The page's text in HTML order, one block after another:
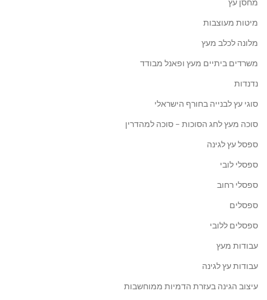
מחסן עץ
מיטות מעוצבות
מלונה לכלב מעץ
משרדים ביתיים מעץ ופאנל מבודד
נדנדות
סוגי עץ לבנייה בחורף הישראלי
סוכה מעץ לחג הסוכות – סוכה למהדרין
ספסל עץ לגינה
ספסלי לובי
ספסלי רחוב
ספסלים
ספסלים ללובי
עבודות מעץ
עבודות עץ לגינה
עיצוב הגינה בעזרת הדמיות ממוחשבות